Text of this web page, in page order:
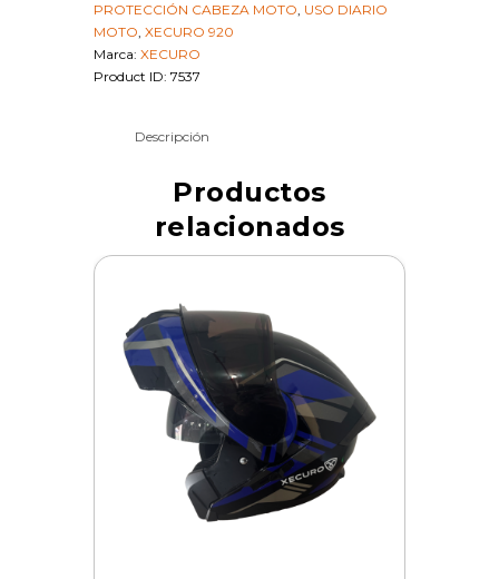
PROTECCIÓN CABEZA MOTO, USO DIARIO
MOTO, XECURO 920
Marca: XECURO
Product ID: 7537
Descripción
Productos
relacionados